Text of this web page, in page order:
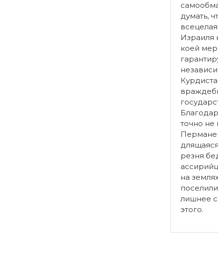
думать,
Израиля
коей
точно не
резня
на
лишнее
этого.